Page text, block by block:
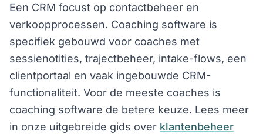
Een CRM focust op contactbeheer en
verkoopprocessen. Coaching software is
specifiek gebouwd voor coaches met
sessienotities, trajectbeheer, intake-flows, een
clientportaal en vaak ingebouwde CRM-
functionaliteit. Voor de meeste coaches is
coaching software de betere keuze. Lees meer
in onze uitgebreide gids over klantenbeheer